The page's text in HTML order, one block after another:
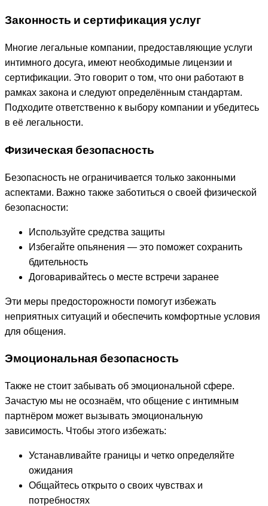
Законность и сертификация услуг
Многие легальные компании, предоставляющие услуги
интимного досуга, имеют необходимые лицензии и
сертификации. Это говорит о том, что они работают в
рамках закона и следуют определённым стандартам.
Подходите ответственно к выбору компании и убедитесь
в её легальности.
Физическая безопасность
Безопасность не ограничивается только законными
аспектами. Важно также заботиться о своей физической
безопасности:
Используйте средства защиты
Избегайте опьянения — это поможет сохранить
бдительность
Договаривайтесь о месте встречи заранее
Эти меры предосторожности помогут избежать
неприятных ситуаций и обеспечить комфортные условия
для общения.
Эмоциональная безопасность
Также не стоит забывать об эмоциональной сфере.
Зачастую мы не осознаём, что общение с интимным
партнёром может вызывать эмоциональную
зависимость. Чтобы этого избежать:
Устанавливайте границы и четко определяйте
ожидания
Общайтесь открыто о своих чувствах и
потребностях